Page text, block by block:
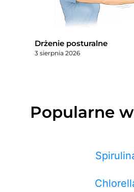
Drżenie posturalne
3 sierpnia 2026
Popularne